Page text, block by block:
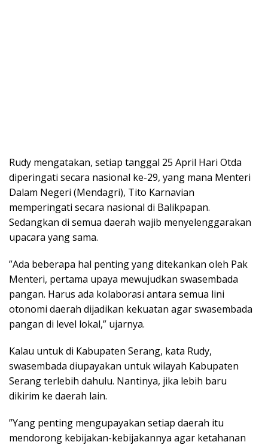
Rudy mengatakan, setiap tanggal 25 April Hari Otda
diperingati secara nasional ke-29, yang mana Menteri
Dalam Negeri (Mendagri), Tito Karnavian
memperingati secara nasional di Balikpapan.
Sedangkan di semua daerah wajib menyelenggarakan
upacara yang sama.
”Ada beberapa hal penting yang ditekankan oleh Pak
Menteri, pertama upaya mewujudkan swasembada
pangan. Harus ada kolaborasi antara semua lini
otonomi daerah dijadikan kekuatan agar swasembada
pangan di level lokal,” ujarnya.
Kalau untuk di Kabupaten Serang, kata Rudy,
swasembada diupayakan untuk wilayah Kabupaten
Serang terlebih dahulu. Nantinya, jika lebih baru
dikirim ke daerah lain.
”Yang penting mengupayakan setiap daerah itu
mendorong kebijakan-kebijakannya agar ketahanan